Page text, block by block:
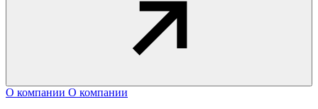
О компании О компании